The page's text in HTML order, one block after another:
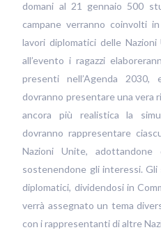
domani al 21 gennaio 500
campane verranno coinvolti
lavori diplomatici delle
all’evento i ragazzi
presenti nell’Agenda
dovranno presentare una vera
ancora più realistica la
dovranno rappresentare
Nazioni Unite,
sostenendone gli interessi.
diplomatici, dividendosi in
verrà assegnato un tema
con i rappresentanti di altre